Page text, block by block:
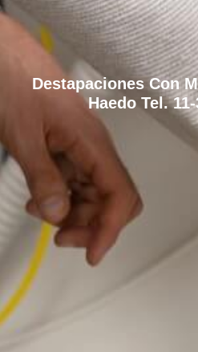
Destapaciones Con
Haedo Tel.